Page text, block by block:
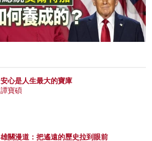
安心是人生最大的寶庫
譚寶碩
雄關漫道：把遙遠的歷史拉到眼前